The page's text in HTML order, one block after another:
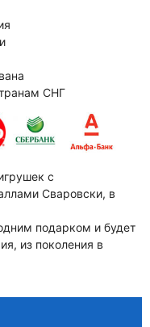
СНГ
с
Сваровски, в
подарком и будет
из поколения в